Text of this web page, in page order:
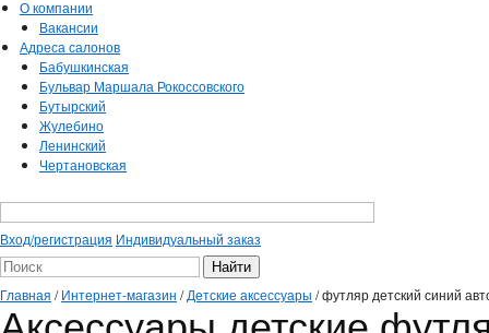
О компании
Вакансии
Адреса салонов
Бабушкинская
Бульвар Маршала Рокоссовского
Бутырский
Жулебино
Ленинский
Чертановская
Вход/регистрация Индивидуальный заказ
Главная /Интернет-магазин /Детские аксессуары /футляр детский синий